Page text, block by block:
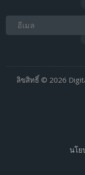
ลิขสิทธิ์ © 2026
นโย